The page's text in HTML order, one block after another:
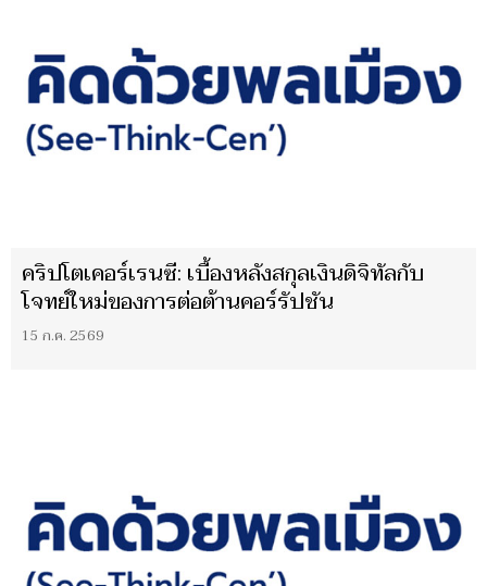
คริปโตเคอร์เรนซี: เบื้องหลังสกุลเงินดิจิทัลกับ
โจทย์ใหม่ของการต่อต้านคอร์รัปชัน
15 ก.ค. 2569